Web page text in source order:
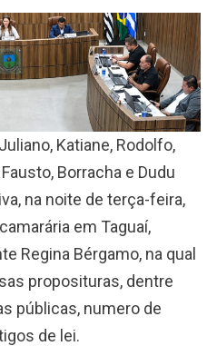
Katiane, Rodolfo,
Borracha e Dudu
na noite de terça-feira,
em Taguaí,
Regina Bérgamo, na qual
proposituras, dentre
públicas, numero de
de lei.